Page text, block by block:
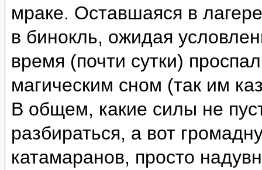
мраке. Оставшаяся в
в бинокль, ожидая
время (почти сутки)
магическим сном (так им
В общем, какие силы не
разбираться, а вот
катамаранов, просто